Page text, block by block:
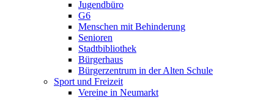
Jugendbüro
G6
Menschen mit Behinderung
Senioren
Stadtbibliothek
Bürgerhaus
Bürgerzentrum in der Alten Schule
Sport und Freizeit
Vereine in Neumarkt